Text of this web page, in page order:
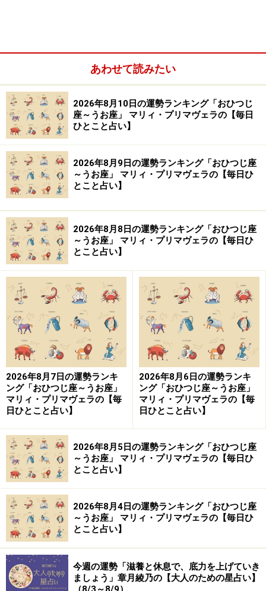
昨日の続きの今日を生きるのがパターン。
【処方箋】
・ 誕生日を祝う
繁忙期でも、休みをもぎ取る、それが無理ならば、仕事
の前後にスペシャルな計画を立てましょう。
大人になるとみんな、それぞれの事情を抱えるため、計
算に入れないのが成功の秘訣（ひけつ）に。自分のため
にラグジュアリーなプランに申し込む、記念になるよう
なものを買う、行きたい場所に行ってみるなど、特別感
を存分に味わいましょう。
誕生日スタートで、何かに挑戦するのも、よい考え。
「何歳のときに始めた」と明確な指針になるはず。
・ソロ時間を持つ
大きな運気の変化は、不自由さとして表れます。
家族や家の事情で出られない、動けない、職場の状況で
穴埋めに駆り出されるなど、しがらみに縛られるでしょ
う。もちろん、問題が解決するまでは、力を貸すしかあ
りません。身近な人の窮地を救ってから、やっと新しい
運気に切り替わっていくのです。
ただ、誰かのトラブルにかまけているうちに、自分らし
さを失うのは愚かなこと。忙しいときほど、1人の時間
を確保し、未来に備えて。
＞【幸せのカルテ】他の星座が気になる人はこちら
※記事内容は執筆時点のものです。最新の内容をご確認くださ
い。
あわせて読みたい
2026年8月10日の運勢ランキング「おひつじ
座～うお座」 マリィ・プリマヴェラの【毎日
ひとこと占い】
2026年8月9日の運勢ランキング「おひつじ座
～うお座」 マリィ・プリマヴェラの【毎日ひ
とこと占い】
2026年8月8日の運勢ランキング「おひつじ座
～うお座」 マリィ・プリマヴェラの【毎日ひ
とこと占い】
2026年8月7日の運勢ランキ
ング「おひつじ座～うお座」
マリィ・プリマヴェラの【毎
日ひとこと占い】
2026年8月6日の運勢ランキ
ング「おひつじ座～うお座」
マリィ・プリマヴェラの【毎
日ひとこと占い】
2026年8月5日の運勢ランキング「おひつじ座
～うお座」 マリィ・プリマヴェラの【毎日ひ
とこと占い】
2026年8月4日の運勢ランキング「おひつじ座
～うお座」 マリィ・プリマヴェラの【毎日ひ
とこと占い】
今週の運勢「滋養と休息で、底力を上げていき
ましょう」章月綾乃の【大人のための星占い】